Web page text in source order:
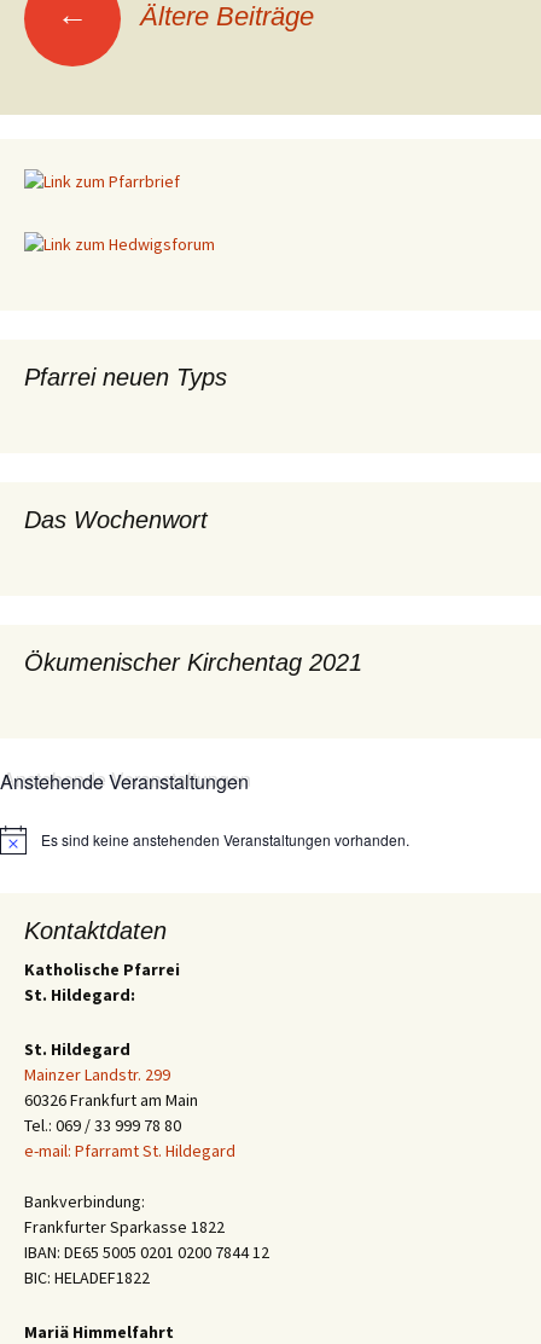
Beitragsnavigation
← Ältere Beiträge
Pfarrei neuen Typs
Das Wochenwort
Ökumenischer Kirchentag 2021
Anstehende Veranstaltungen
HinweisEs sind keine anstehenden Veranstaltungen vorhanden.
Kontaktdaten
Katholische Pfarrei
St. Hildegard:
St. Hildegard
Mainzer Landstr. 299
60326 Frankfurt am Main
Tel.: 069 / 33 999 78 80
e-mail: Pfarramt St. Hildegard
Bankverbindung:
Frankfurter Sparkasse 1822
IBAN: DE65 5005 0201 0200 7844 12
BIC: HELADEF1822
Mariä Himmelfahrt